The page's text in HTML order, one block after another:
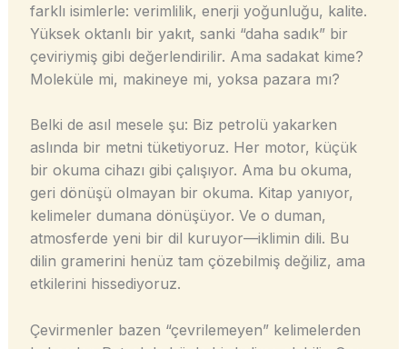
farklı isimlerle: verimlilik, enerji yoğunluğu, kalite.
Yüksek oktanlı bir yakıt, sanki “daha sadık” bir
çeviriymiş gibi değerlendirilir. Ama sadakat kime?
Moleküle mi, makineye mi, yoksa pazara mı?
Belki de asıl mesele şu: Biz petrolü yakarken
aslında bir metni tüketiyoruz. Her motor, küçük
bir okuma cihazı gibi çalışıyor. Ama bu okuma,
geri dönüşü olmayan bir okuma. Kitap yanıyor,
kelimeler dumana dönüşüyor. Ve o duman,
atmosferde yeni bir dil kuruyor—iklimin dili. Bu
dilin gramerini henüz tam çözebilmiş değiliz, ama
etkilerini hissediyoruz.
Çevirmenler bazen “çevrilemeyen” kelimelerden